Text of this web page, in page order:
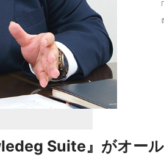
Suite』がオー